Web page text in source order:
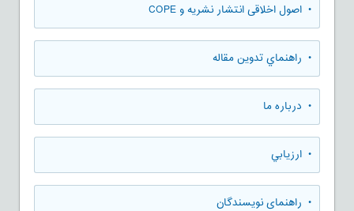
• اصول اخلاقی انتشار نشریه و COPE
• راهنماي تدوين مقاله
• درباره ما
• ارزيابي
• راهنمای نویسندگان